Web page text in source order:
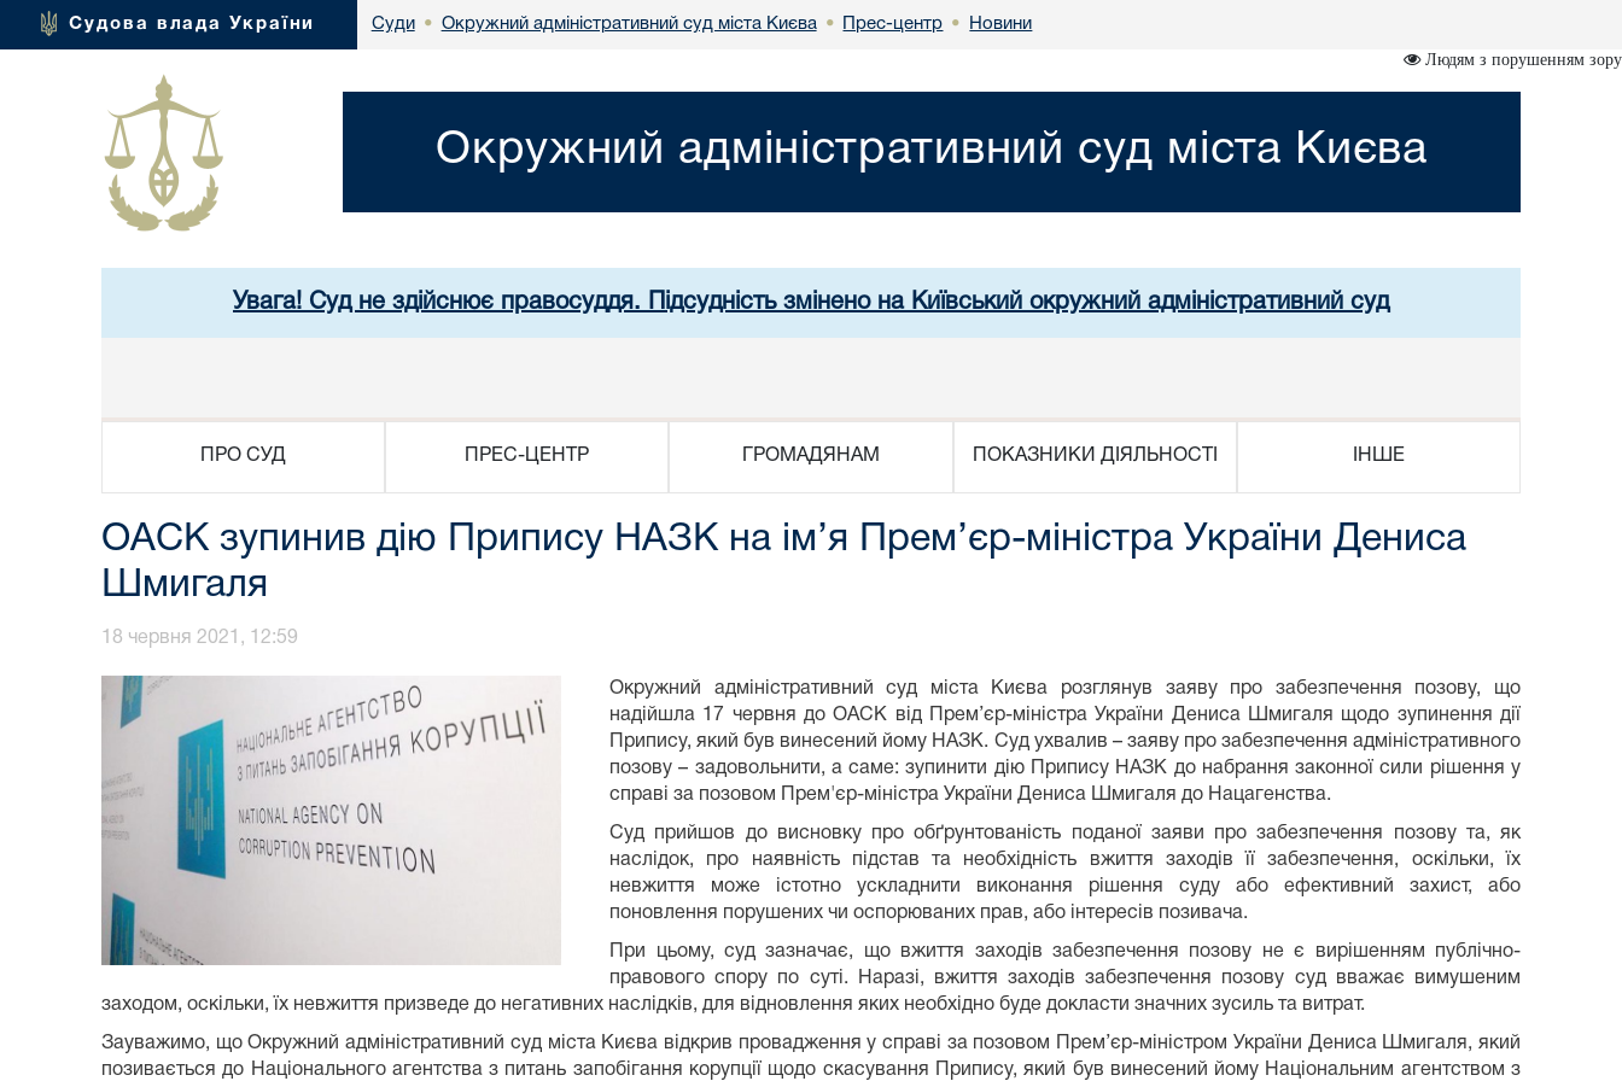
Судова влада України Суди • Окружний адміністративний суд міста Києва • Прес-центр • Новини
Людям з порушенням зору
Окружний адміністративний суд міста Києва
Увага! Суд не здійснює правосуддя. Підсудність змінено на Київський окружний адміністративний суд
ПРО СУД ПРЕС-ЦЕНТР ГРОМАДЯНАМ ПОКАЗНИКИ ДІЯЛЬНОСТІ ІНШЕ
ОАСК зупинив дію Припису НАЗК на ім’я Прем’єр-міністра України Дениса
Шмигаля
18 червня 2021, 12:59
Окружний адміністративний суд міста Києва розглянув заяву про забезпечення позову, що
надійшла 17 червня до ОАСК від Прем’єр-міністра України Дениса Шмигаля щодо зупинення дії
Припису, який був винесений йому НАЗК. Суд ухвалив – заяву про забезпечення адміністративного
позову – задовольнити, а саме: зупинити дію Припису НАЗК до набрання законної сили рішення у
справі за позовом Прем'єр-міністра України Дениса Шмигаля до Нацагенства.
Суд прийшов до висновку про обґрунтованість поданої заяви про забезпечення позову та, як
наслідок, про наявність підстав та необхідність вжиття заходів її забезпечення, оскільки, їх
невжиття може істотно ускладнити виконання рішення суду або ефективний захист, або
поновлення порушених чи оспорюваних прав, або інтересів позивача.
При цьому, суд зазначає, що вжиття заходів забезпечення позову не є вирішенням публічно-
правового спору по суті. Наразі, вжиття заходів забезпечення позову суд вважає вимушеним
заходом, оскільки, їх невжиття призведе до негативних наслідків, для відновлення яких необхідно буде докласти значних зусиль та витрат.
Зауважимо, що Окружний адміністративний суд міста Києва відкрив провадження у справі за позовом Прем’єр-міністром України Дениса Шмигаля, який
позивається до Національного агентства з питань запобігання корупції щодо скасування Припису, який був винесений йому Національним агентством з